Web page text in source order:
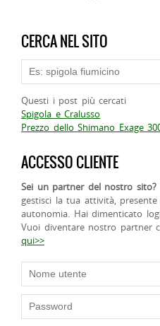
CERCA NEL SITO
Questi i post più cercati
Spigola e Cralusso
Prezzo dello Shimano Exage
ACCESSO CLIENTE
Sei un partner del nostro sito?
gestisci la tua attività,
autonomia. Hai dimenticato
Vuoi diventare nostro partner
qui>>